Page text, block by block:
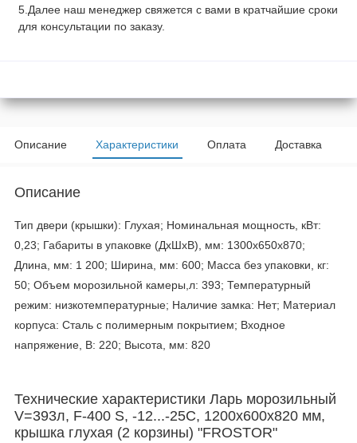
5.Далее наш менеджер свяжется с вами в кратчайшие сроки
для консультации по заказу.
Описание Характеристики Оплата Доставка
Описание
Тип двери (крышки): Глухая; Номинальная мощность, кВт:
0,23; Габариты в упаковке (ДхШхВ), мм: 1300х650х870;
Длина, мм: 1 200; Ширина, мм: 600; Масса без упаковки, кг:
50; Объем морозильной камеры,л: 393; Температурный
режим: низкотемпературные; Наличие замка: Нет; Материал
корпуса: Сталь с полимерным покрытием; Входное
напряжение, В: 220; Высота, мм: 820
Технические характеристики Ларь морозильный
V=393л, F-400 S, -12...-25С, 1200х600х820 мм,
крышка глухая (2 корзины) "FROSTOR"